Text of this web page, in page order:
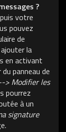
?
votre
pouvez
de
la
en activant
panneau de
> Modifier les
pourrez
à un
signature